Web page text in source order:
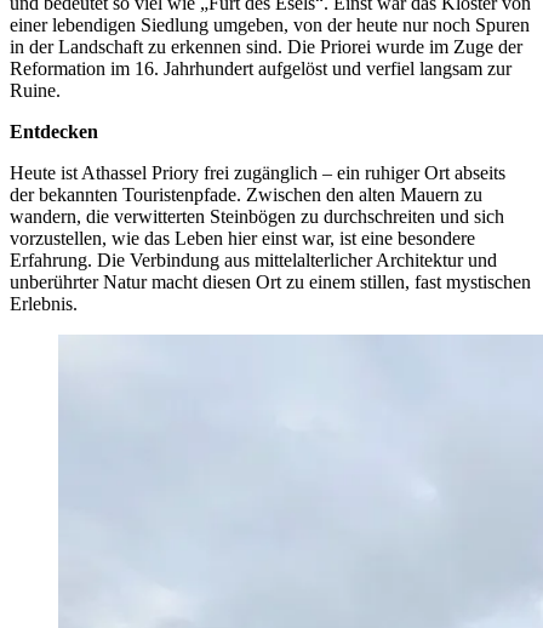
einer lebendigen Siedlung umgeben, von der heute nur noch Spuren
in der Landschaft zu erkennen sind. Die Priorei wurde im Zuge der
Reformation im 16. Jahrhundert aufgelöst und verfiel langsam zur
Ruine.
Entdecken
Heute ist Athassel Priory frei zugänglich – ein ruhiger Ort abseits
der bekannten Touristenpfade. Zwischen den alten Mauern zu
wandern, die verwitterten Steinbögen zu durchschreiten und sich
vorzustellen, wie das Leben hier einst war, ist eine besondere
Erfahrung. Die Verbindung aus mittelalterlicher Architektur und
unberührter Natur macht diesen Ort zu einem stillen, fast mystischen
Erlebnis.